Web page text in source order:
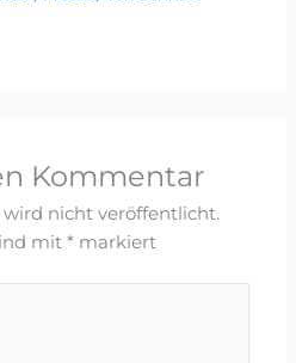
Kommentar
wird nicht veröffentlicht.
mit* markiert